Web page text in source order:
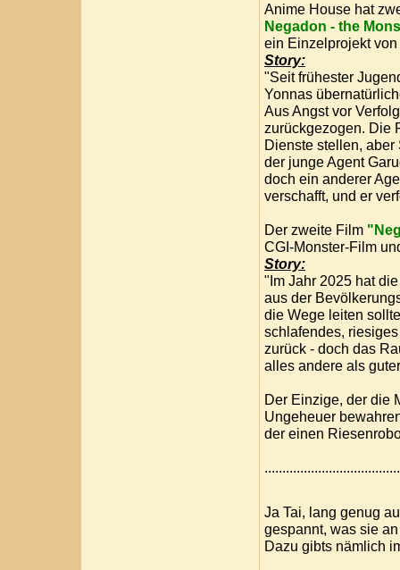
Anime House hat
Negadon - the
ein Einzelprojekt
Story:
"Seit frühester
Yonnas
Aus Angst vor
zurückgezogen. Die
Dienste stellen,
der junge Agent
doch ein anderer
verschafft, und er
Der zweite Film
CGI-Monster-Film
Story:
"Im Jahr 2025 hat
aus der
die Wege leiten
schlafendes,
zurück - doch das
alles andere als
Der Einzige, der die
Ungeheuer
der einen
Ja Tai, lang genug
gespannt, was sie
Dazu gibts nämlich